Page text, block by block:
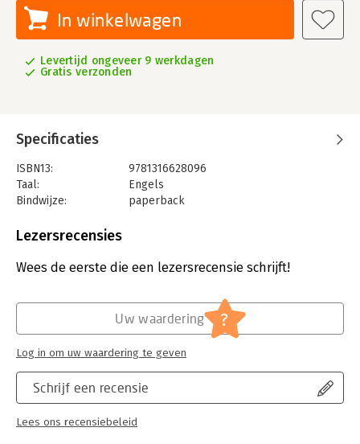
In winkelwagen
Levertijd ongeveer 9 werkdagen
Gratis verzonden
Specificaties
ISBN13:
9781316628096
Taal:
Engels
Bindwijze:
paperback
Druk:
Lezersrecensies
Wees de eerste die een lezersrecensie schrijft!
Schrijf een recensie
Lees ons recensiebeleid
Uw waardering ?
Log in om uw waardering te geven